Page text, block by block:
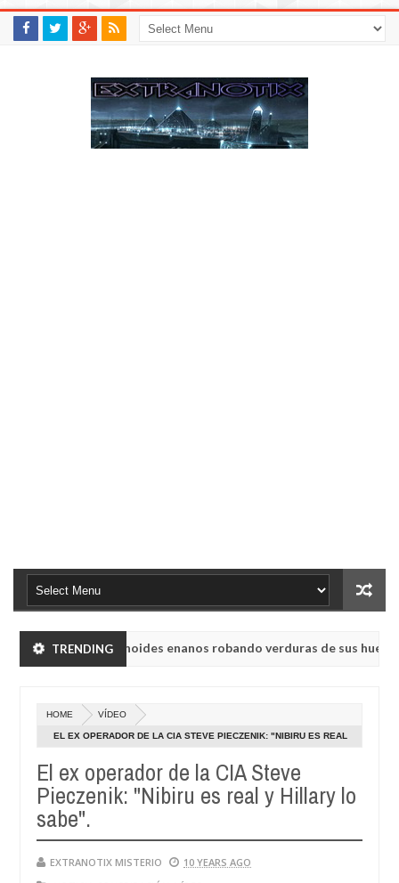
TRENDING
a humanoides enanos robando verduras de sus huertos.
a humanoides enanos robando verduras de sus huertos.
rusa UVB-76, conocida como la radio del fin del mundo
HOME VÍDEO
EL EX OPERADOR DE LA CIA STEVE PIECZENIK: "NIBIRU ES REAL
El ex operador de la CIA Steve
Pieczenik: "Nibiru es real y Hillary lo
sabe".
EXTRANOTIX MISTERIO
10 YEARS AGO